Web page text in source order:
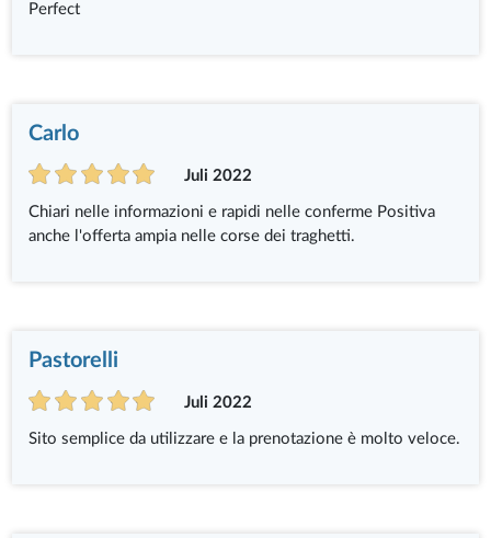
Perfect
Carlo
Juli 2022
Chiari nelle informazioni e rapidi nelle conferme Positiva
anche l'offerta ampia nelle corse dei traghetti.
Pastorelli
Juli 2022
Sito semplice da utilizzare e la prenotazione è molto veloce.